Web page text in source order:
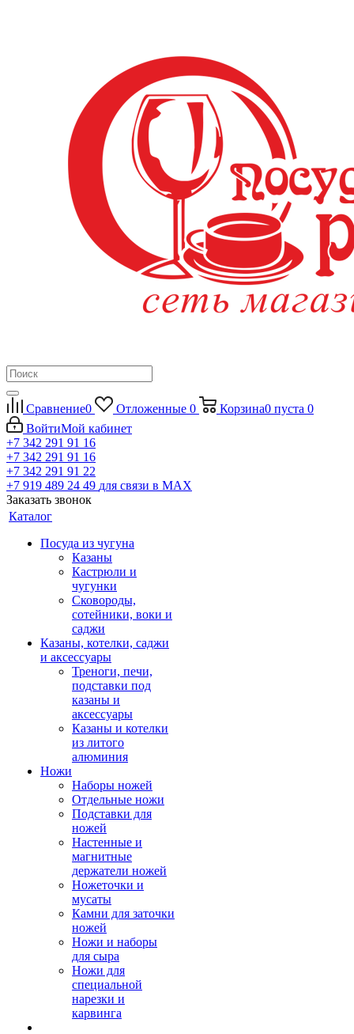
Сравнение0 Отложенные 0 Корзина0 пуста 0
ВойтиМой кабинет
+7 342 291 91 16
+7 342 291 91 16
+7 342 291 91 22
+7 919 489 24 49 для связи в МАХ
Заказать звонок
Каталог
Посуда из чугуна
Казаны
Кастрюли и
чугунки
Сковороды,
сотейники, воки и
саджи
Казаны, котелки, саджи
и аксессуары
Треноги, печи,
подставки под
казаны и
аксессуары
Казаны и котелки
из литого
алюминия
Ножи
Наборы ножей
Отдельные ножи
Подставки для
ножей
Настенные и
магнитные
держатели ножей
Ножеточки и
мусаты
Камни для заточки
ножей
Ножи и наборы
для сыра
Ножи для
специальной
нарезки и
карвинга